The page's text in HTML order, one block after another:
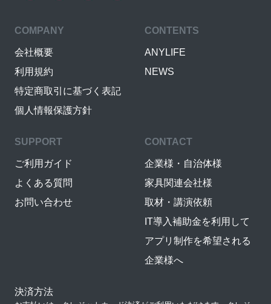
COMPANY
会社概要
利用規約
特定商取引に基づく表記
個人情報保護方針
CONTENTS
ANYLIFE
NEWS
SUPPORT
ご利用ガイド
よくある質問
お問い合わせ
CONTACT
企業様・自治体様
家具関連会社様
取材・講演依頼
IT導入補助金を利用して
アプリ制作を希望される
企業様へ
決済方法